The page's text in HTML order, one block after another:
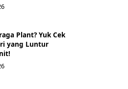
Plant? Yuk Cek
yang Luntur